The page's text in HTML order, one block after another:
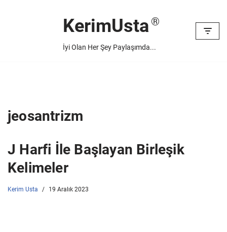
KerimUsta
İyi Olan Her Şey Paylaşımda...
jeosantrizm
J Harfi İle Başlayan Birleşik
Kelimeler
Kerim Usta 19 Aralık 2023